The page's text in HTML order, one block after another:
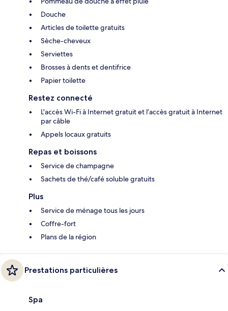
Douche
Articles de toilette gratuits
Sèche-cheveux
Serviettes
Brosses à dents et dentifrice
Papier toilette
Restez connecté
L'accès Wi-Fi à Internet gratuit et l’accès gratuit à Internet
par câble
Appels locaux gratuits
Repas et boissons
Service de champagne
Sachets de thé/café soluble gratuits
Plus
Service de ménage tous les jours
Coffre-fort
Plans de la région
Prestations particulières
Spa